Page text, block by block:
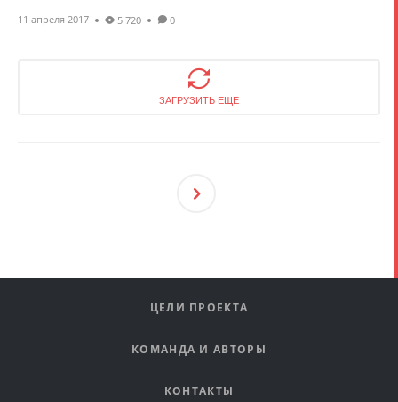
11 апреля 2017 5 720 0
ЗАГРУЗИТЬ ЕЩЕ
Ующ
ЦЕЛИ ПРОЕКТА
КОМАНДА И АВТОРЫ
КОНТАКТЫ